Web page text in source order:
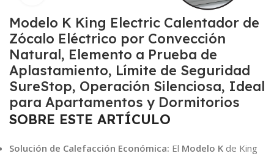
Modelo K King Electric Calentador de
Zócalo Eléctrico por Convección
Natural, Elemento a Prueba de
Aplastamiento, Límite de Seguridad
SureStop, Operación Silenciosa, Ideal
para Apartamentos y Dormitorios
SOBRE ESTE ARTÍCULO
Solución de Calefacción Económica: El Modelo K de King